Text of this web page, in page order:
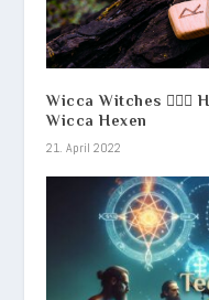
Wicca Witches 🧙🏻‍♀️
Wicca Hexen
21. April 2022